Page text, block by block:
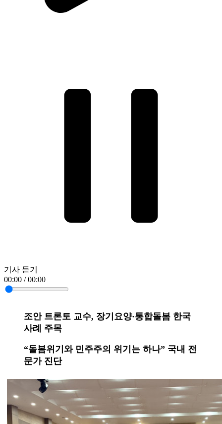
기사 듣기
00:00 / 00:00
조안 트론토 교수, 장기요양·통합돌봄 한국
사례 주목
“돌봄위기와 민주주의 위기는 하나” 국내 전
문가 진단